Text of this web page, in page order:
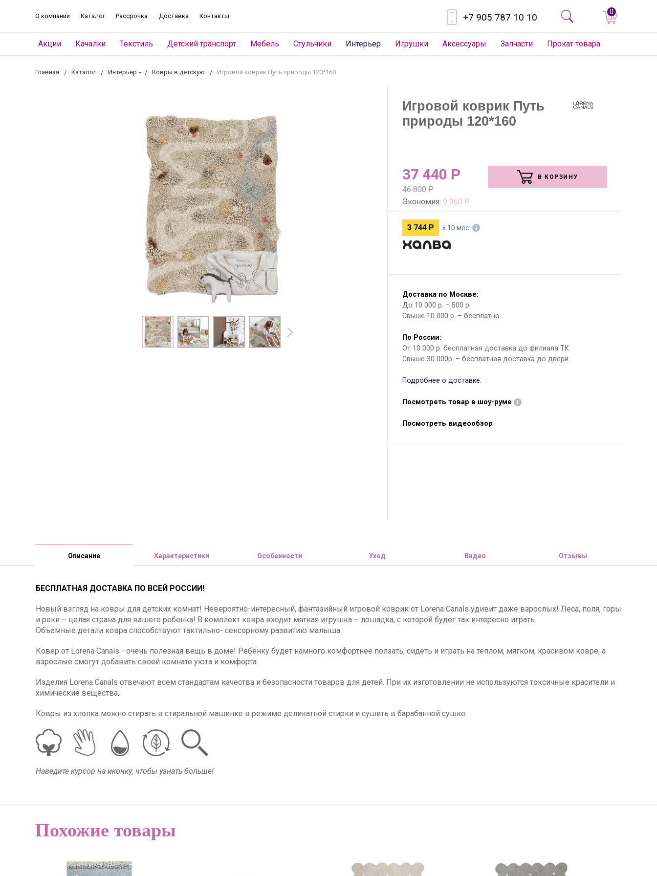
О компании Каталог Рассрочка Доставка Контакты +7 905 787 10 10 0
Акции Качалки Текстиль Детский транспорт Мебель Стульчики Интерьер Игрушки Аксессуары Запчасти Прокат товара
Главная Каталог Интерьер Ковры в детскую Игровой коврик Путь природы 120*160
Игровой коврик Путь
природы 120*160
37 440 Р
46 800Р
Экономия: 9 360 Р
В КОРЗИНУ
3 744 Р х 10 мес
Доставка по Москве:
До 10 000 р. – 500 р.
Свыше 10 000 р. – бесплатно
По России:
От 10 000 р. бесплатная доставка до филиала ТК
Свыше 30 000р. – бесплатная доставка до двери
Подробнее о доставке.
Посмотреть товар в шоу-руме
Посмотреть видеообзор
Описание Характеристики Особенности Уход Видео Отзывы
БЕСПЛАТНАЯ ДОСТАВКА ПО ВСЕЙ РОССИИ!
Новый взгляд на ковры для детских комнат! Невероятно-интересный, фантазийный игровой коврик от Lorena Сanals удивит даже взрослых! Леса, поля, горы
и реки – целая страна для вашего ребенка! В комплект ковра входит мягкая игрушка – лошадка, с которой будет так интересно играть.
Объемные детали ковра способствуют тактильно- сенсорному развитию малыша.
Ковер от Lorena Canals - очень полезная вещь в доме! Ребёнку будет намного комфортнее ползать, сидеть и играть на теплом, мягком, красивом ковре, а
взрослые смогут добавить своей комнате уюта и комфорта.
Изделия Lorena Canals отвечают всем стандартам качества и безопасности товаров для детей. При их изготовлении не используются токсичные красители и
химические вещества.
Ковры из хлопка можно стирать в стиральной машинке в режиме деликатной стирки и сушить в барабанной сушке.
Наведите курсор на иконку, чтобы узнать больше!
Похожие товары